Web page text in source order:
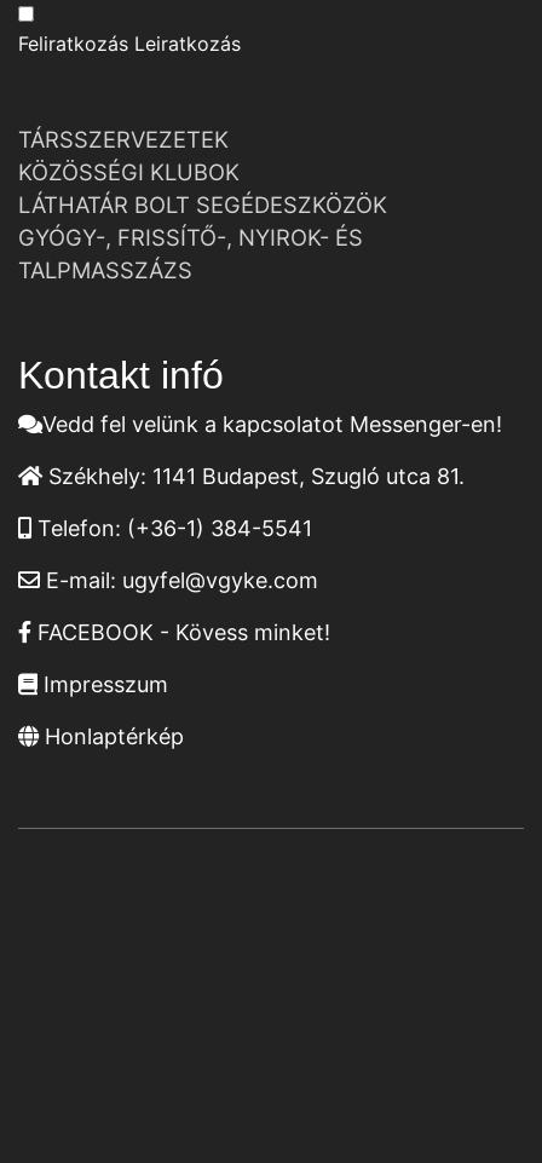
Feliratkozás Leiratkozás
TÁRSSZERVEZETEK
KÖZÖSSÉGI KLUBOK
LÁTHATÁR BOLT SEGÉDESZKÖZÖK
GYÓGY-, FRISSÍTŐ-, NYIROK- ÉS
TALPMASSZÁZS
Kontakt infó
Vedd fel velünk a kapcsolatot Messenger-en!
Székhely: 1141 Budapest, Szugló utca 81.
Telefon: (+36-1) 384-5541
E-mail: ugyfel@vgyke.com
FACEBOOK - Kövess minket!
Impresszum
Honlaptérkép